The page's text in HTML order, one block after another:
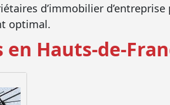
d’immobilier
optimal.
Hauts-de-